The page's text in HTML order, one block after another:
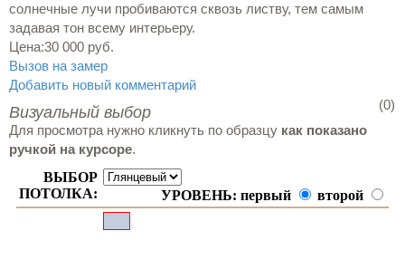
солнечные лучи пробиваются сквозь листву, тем самым
задавая тон всему интерьеру.
Цена:30 000 руб.
Вызов на замер
Добавить новый комментарий
(0)
Визуальный выбор
Для просмотра нужно кликнуть по образцу как показано
ручкой на курсоре.